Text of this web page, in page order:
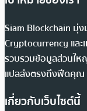
Siam Blockchain มุ่
Cryptocurrency และ
รวบรวมข้อมูลส่วนให
แปลส่งตรงถึงฟีดคุณ
เกี่ยวกับเว็บไซต์นี้